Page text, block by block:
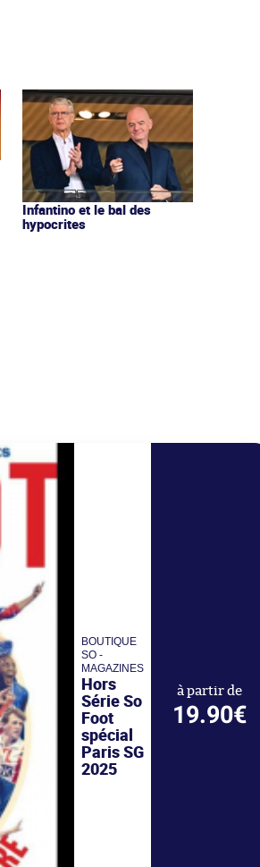
Infantino et le bal des
hypocrites
BOUTIQUE
SO -
MAGAZINES
Hors
Série So
Foot
spécial
Paris SG
2025
à partir de
19.90€